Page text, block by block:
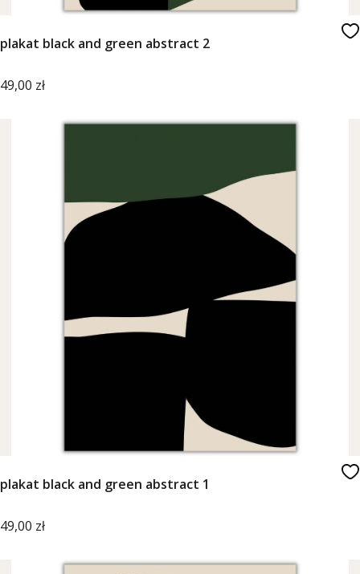
plakat black and green abstract 2
Cena
49,00 zł
plakat black and green abstract 1
Cena
49,00 zł